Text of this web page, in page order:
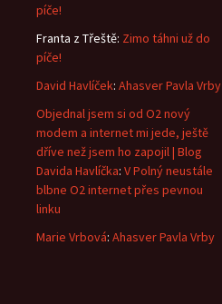
píče!
Franta z Třeště: Zimo táhni už do
píče!
David Havlíček: Ahasver Pavla Vrby
Objednal jsem si od O2 nový
modem a internet mi jede, ještě
dříve než jsem ho zapojil | Blog
Davida Havlíčka: V Polný neustále
blbne O2 internet přes pevnou
linku
Marie Vrbová: Ahasver Pavla Vrby